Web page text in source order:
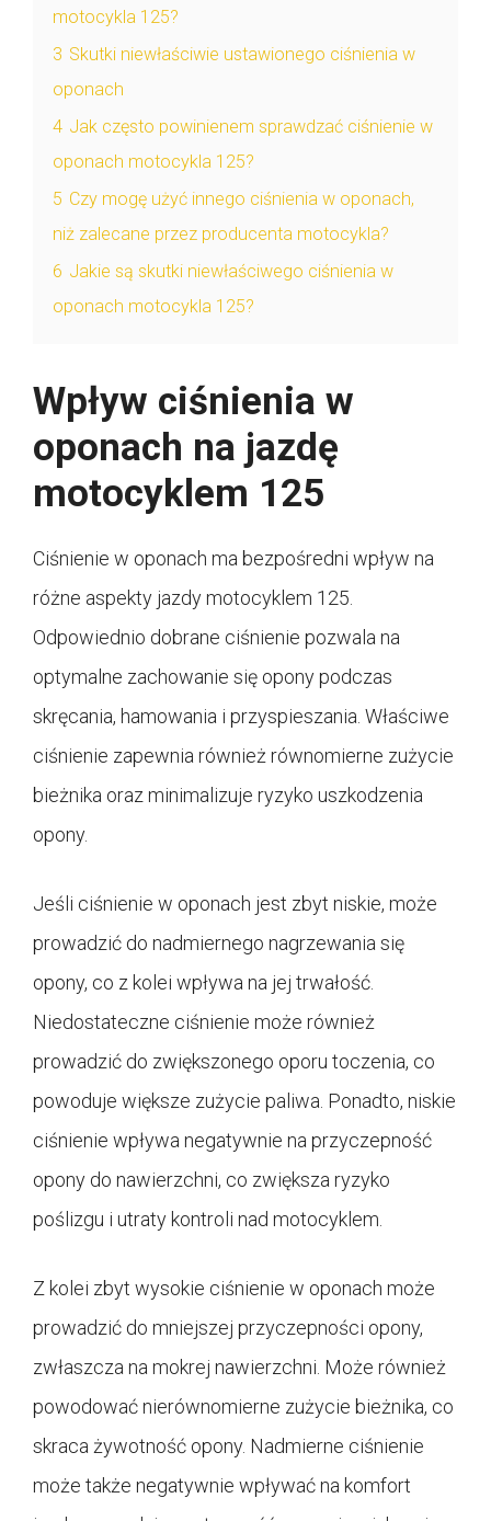
motocykla 125?
3 Skutki niewłaściwie ustawionego ciśnienia w
oponach
4 Jak często powinienem sprawdzać ciśnienie w
oponach motocykla 125?
5 Czy mogę użyć innego ciśnienia w oponach,
niż zalecane przez producenta motocykla?
6 Jakie są skutki niewłaściwego ciśnienia w
oponach motocykla 125?
Wpływ ciśnienia w
oponach na jazdę
motocyklem 125
Ciśnienie w oponach ma bezpośredni wpływ na
różne aspekty jazdy motocyklem 125.
Odpowiednio dobrane ciśnienie pozwala na
optymalne zachowanie się opony podczas
skręcania, hamowania i przyspieszania. Właściwe
ciśnienie zapewnia również równomierne zużycie
bieżnika oraz minimalizuje ryzyko uszkodzenia
opony.
Jeśli ciśnienie w oponach jest zbyt niskie, może
prowadzić do nadmiernego nagrzewania się
opony, co z kolei wpływa na jej trwałość.
Niedostateczne ciśnienie może również
prowadzić do zwiększonego oporu toczenia, co
powoduje większe zużycie paliwa. Ponadto, niskie
ciśnienie wpływa negatywnie na przyczepność
opony do nawierzchni, co zwiększa ryzyko
poślizgu i utraty kontroli nad motocyklem.
Z kolei zbyt wysokie ciśnienie w oponach może
prowadzić do mniejszej przyczepności opony,
zwłaszcza na mokrej nawierzchni. Może również
powodować nierównomierne zużycie bieżnika, co
skraca żywotność opony. Nadmierne ciśnienie
może także negatywnie wpływać na komfort